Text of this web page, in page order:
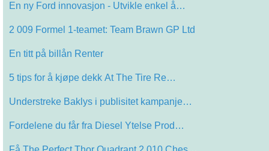
En ny Ford innovasjon - Utvikle enkel å…
2 009 Formel 1-teamet: Team Brawn GP Ltd
En titt på billån Renter
5 tips for å kjøpe dekk At The Tire Re…
Understreke Baklys i publisitet kampanje…
Fordelene du får fra Diesel Ytelse Prod…